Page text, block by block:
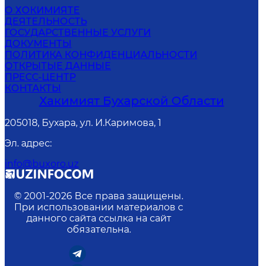
О ХОКИМИЯТЕ
ДЕЯТЕЛЬНОСТЬ
ГОСУДАРСТВЕННЫЕ УСЛУГИ
ДОКУМЕНТЫ
ПОЛИТИКА КОНФИДЕНЦИАЛЬНОСТИ
ОТКРЫТЫЕ ДАННЫЕ
ПРЕСС-ЦЕНТР
КОНТАКТЫ
Хакимият Бухарской Области
205018, Бухара, ул. И.Каримова, 1
Эл. адрес:
info@buxoro.uz
© 2001-2026 Все права защищены.
При использовании материалов с
данного сайта ссылка на сайт
обязательна.